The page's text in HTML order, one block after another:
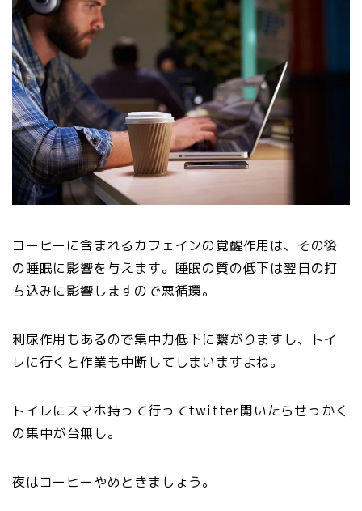
コーヒーに含まれるカフェインの覚醒作用は、その後
の睡眠に影響を与えます。睡眠の質の低下は翌日の打
ち込みに影響しますので悪循環。
利尿作用もあるので集中力低下に繋がりますし、トイ
レに行くと作業も中断してしまいますよね。
トイレにスマホ持って行ってtwitter開いたらせっかく
の集中が台無し。
夜はコーヒーやめときましょう。